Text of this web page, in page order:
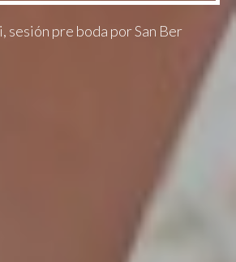
sesión pre boda por San Ber